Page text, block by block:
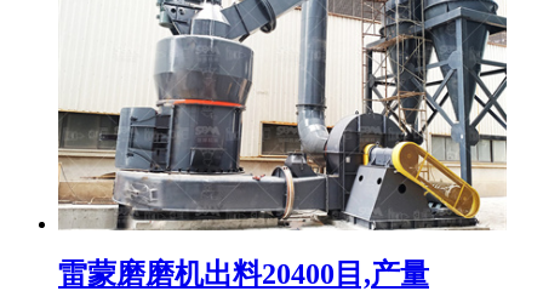
雷蒙磨磨机出料20400目,产量